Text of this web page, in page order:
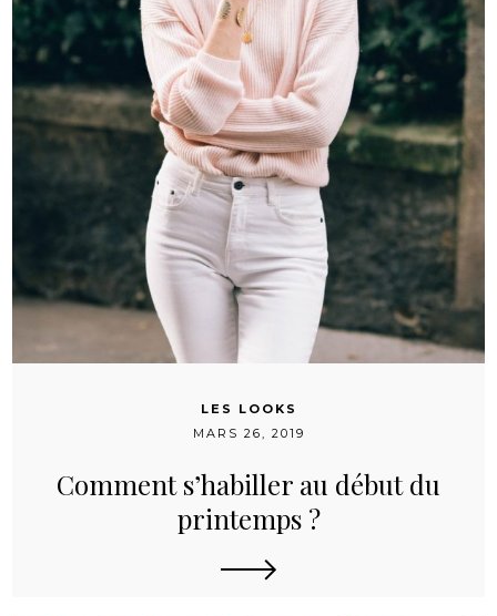
LES LOOKS
MARS 26, 2019
Comment s’habiller au début du
printemps ?